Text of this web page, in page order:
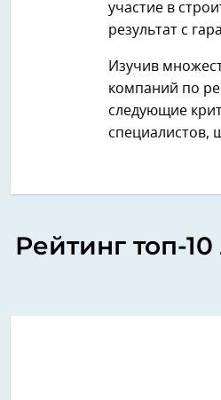
участие в
результат с
Изучив
компаний по
следующие
специалистов,
Рейтинг топ-